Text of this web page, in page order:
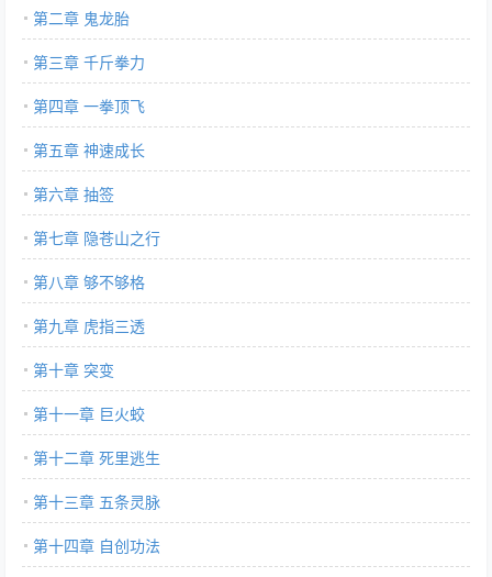
第二章 鬼龙胎
第三章 千斤拳力
第四章 一拳顶飞
第五章 神速成长
第六章 抽签
第七章 隐苍山之行
第八章 够不够格
第九章 虎指三透
第十章 突变
第十一章 巨火蛟
第十二章 死里逃生
第十三章 五条灵脉
第十四章 自创功法